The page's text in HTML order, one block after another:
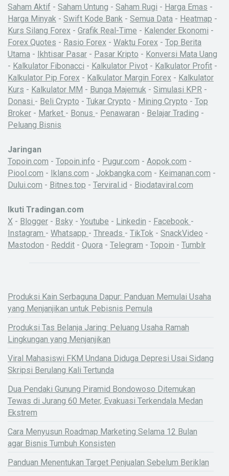
Saham Aktif - Saham Untung - Saham Rugi - Harga Emas -
Harga Minyak - Swift Kode Bank - Semua Data - Heatmap -
Kurs Silang Forex - Grafik Real-Time - Kalender Ekonomi -
Forex Quotes - Rasio Forex - Waktu Forex - Top Berita
Utama - Ikhtisar Pasar - Pasar Kripto - Konversi Mata Uang
- Kalkulator Fibonacci - Kalkulator Pivot - Kalkulator Profit -
Kalkulator Pip Forex - Kalkulator Margin Forex - Kalkulator
Kurs - Kalkulator MM - Bunga Majemuk - Simulasi KPR -
Donasi - Beli Crypto - Tukar Crypto - Mining Crypto - Top
Broker - Market - Bonus - Penawaran - Belajar Trading -
Peluang Bisnis
Jaringan
Topoin.com - Topoin.info - Pugur.com - Aopok.com -
Piool.com - Iklans.com - Jokbangka.com - Keimanan.com -
Dului.com - Bitnes.top - Terviral.id - Biodataviral.com
Ikuti Tradingan.com
X - Blogger - Bsky - Youtube - Linkedin - Facebook -
Instagram - Whatsapp - Threads - TikTok - SnackVideo -
Mastodon - Reddit - Quora - Telegram - Topoin - Tumblr
Produksi Kain Serbaguna Dapur: Panduan Memulai Usaha
yang Menjanjikan untuk Pebisnis Pemula
Produksi Tas Belanja Jaring: Peluang Usaha Ramah
Lingkungan yang Menjanjikan
Viral Mahasiswi FKM Undana Diduga Depresi Usai Sidang
Skripsi Berulang Kali Tertunda
Dua Pendaki Gunung Piramid Bondowoso Ditemukan
Tewas di Jurang 60 Meter, Evakuasi Terkendala Medan
Ekstrem
Cara Menyusun Roadmap Marketing Selama 12 Bulan
agar Bisnis Tumbuh Konsisten
Panduan Menentukan Target Penjualan Sebelum Beriklan